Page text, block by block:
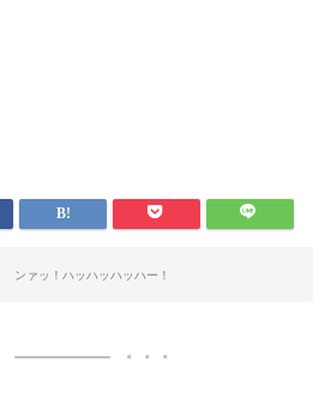
ンァッ！ハッハッハッハー！